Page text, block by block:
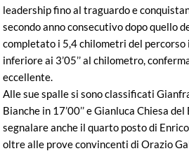
leadership fino al traguardo e
secondo anno consecutivo dopo quello
completato i 5,4 chilometri del percorso
inferiore ai 3’05’’ al chilometro,
eccellente.
Alle sue spalle si sono classificati
Bianche in 17’00’’ e Gianluca Chiesa del
segnalare anche il quarto posto di
oltre alle prove convincenti di Orazio